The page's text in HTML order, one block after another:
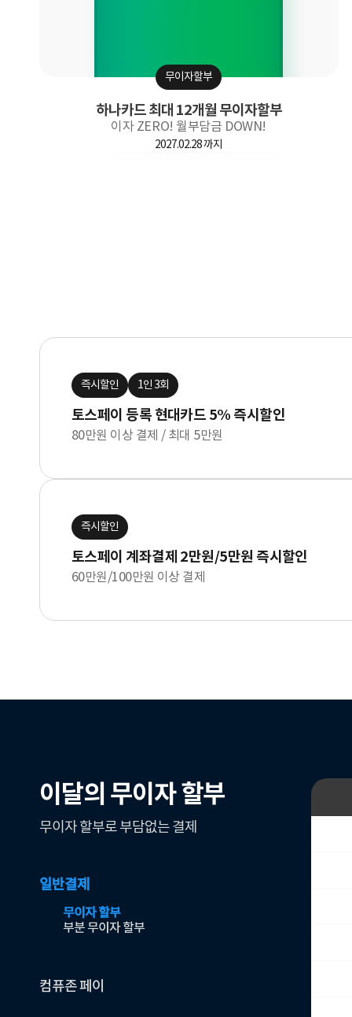
하나카드 최대 12개월 무이자할부
이자 ZERO! 월부담금 DOWN!
2027.02.28 까지
무이자할부
즉시할인 1인 3회
토스페이 등록 현대카드 5% 즉시할인
80만원 이상 결제 / 최대 5만원
즉시할인
토스페이 계좌결제 2만원/5만원 즉시할인
60만원/100만원 이상 결제
이달의 무이자 할부
무이자 할부로 부담없는 결제
일반결제
무이자 할부
부분 무이자 할부
컴퓨존 페이